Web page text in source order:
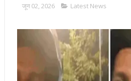
जून 02, 2026 Latest News